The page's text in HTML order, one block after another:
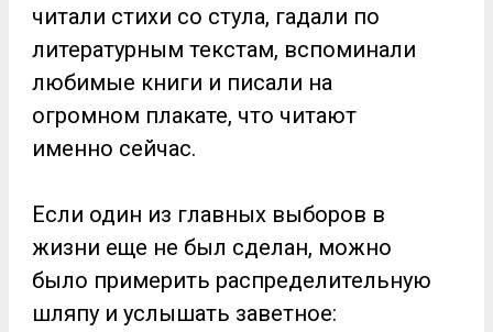
читали стихи со стула, гадали по
литературным текстам, вспоминали
любимые книги и писали на
огромном плакате, что читают
именно сейчас.
Если один из главных выборов в
жизни еще не был сделан, можно
было примерить распределительную
шляпу и услышать заветное: